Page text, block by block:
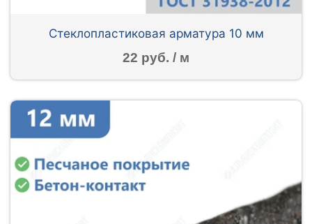
Стеклопластиковая арматура 10 мм
22 руб. / м